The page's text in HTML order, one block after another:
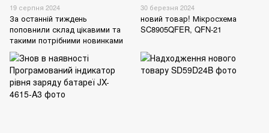
19 серпня 2024
За останній тиждень
поповнили склад цікавими та
такими потрібними новинками
30 березня 2024
новий товар! Мікросхема
SC8905QFER, QFN-21